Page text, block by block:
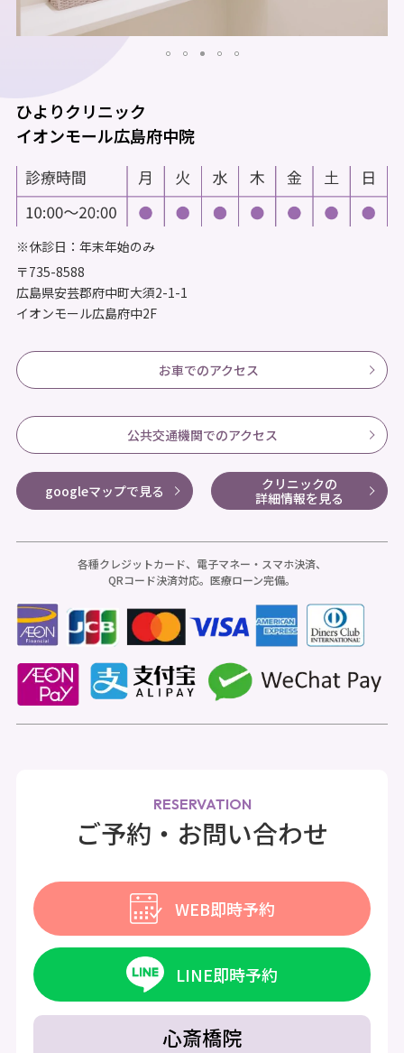
ひよりクリニック
イオンモール広島府中院
※休診日：年末年始のみ
〒735-8588
広島県安芸郡府中町大須2-1-1
イオンモール広島府中2F
お車でのアクセス
公共交通機関でのアクセス
googleマップで見る
クリニックの
詳細情報を見る
各種クレジットカード、電子マネー・スマホ決済、
QRコード決済対応。医療ローン完備。
RESERVATION
ご予約・お問い合わせ
LINE即時予約
WEB即時予約
心斎橋院